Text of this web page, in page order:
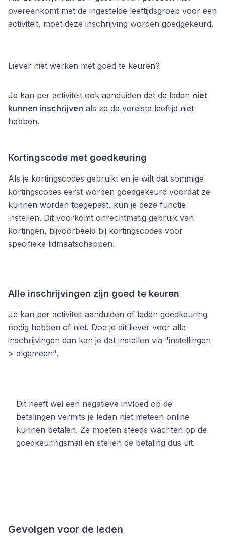
overeenkomt met de ingestelde leeftijdsgroep voor een
activiteit, moet deze inschrijving worden goedgekeurd.
Liever niet werken met goed te keuren?
Je kan per activiteit ook aanduiden dat de leden niet
kunnen inschrijven als ze de vereiste leeftijd niet
hebben.
Kortingscode met goedkeuring
Als je kortingscodes gebruikt en je wilt dat sommige
kortingscodes eerst worden goedgekeurd voordat ze
kunnen worden toegepast, kun je deze functie
instellen. Dit voorkomt onrechtmatig gebruik van
kortingen, bijvoorbeeld bij kortingscodes voor
specifieke lidmaatschappen.
Alle inschrijvingen zijn goed te keuren
Je kan per activiteit aanduiden of leden goedkeuring
nodig hebben of niet. Doe je dit liever voor alle
inschrijvingen dan kan je dat instellen via "instellingen
> algemeen".
Dit heeft wel een negatieve invloed op de
betalingen vermits je leden niet meteen online
kunnen betalen. Ze moeten steeds wachten op de
goedkeuringsmail en stellen de betaling dus uit.
Gevolgen voor de leden